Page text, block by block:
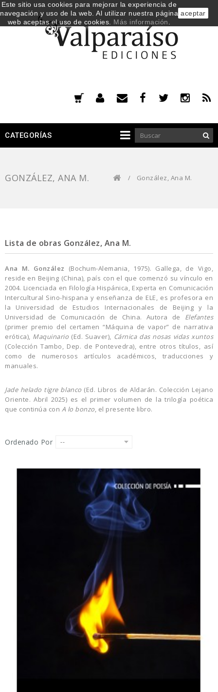
CATEGORÍAS
GONZÁLEZ, ANA M. / González, Ana M.
Lista de obras González, Ana M.
Ana M. González (Bochum-Alemania, 1975). Gallega, de Vigo,
reside en Beijing (China), país con el que comenzó su vínculo en
2004. Licenciada en Filología Hispánica, Experta en Comunicación
Intercultural Sino-hispana y enseñanza de ELE, es profesora en
la Universidad de Estudios Internacionales de Beijing y la
Universidad de Comunicación de China. Autora de Elefantes
(primer premio del certamen “Máquina de vapor” de narrativa
erótica), Maquinario (Ed. Suaver), Cárnica das nosas vidas xuntos
(Colección Tambo, Dep. de Pontevedra), entre otros títulos, así
como de numerosos artículos académicos, traducciones y
manuales.
Jade helado tigre blanco (Ed. Libros de Aldarán. Colección Lejano
Oriente. Abril 2025) es el primer volumen de la trilogía poética
que continúa con A lo bonzo, el presente libro.
Ordenado Por --
Este sitio usa cookies para mejorar la experiencia de
navegación y uso de la web. Al utilizar nuestra página
web aceptas el uso de cookies. Más información
aceptar